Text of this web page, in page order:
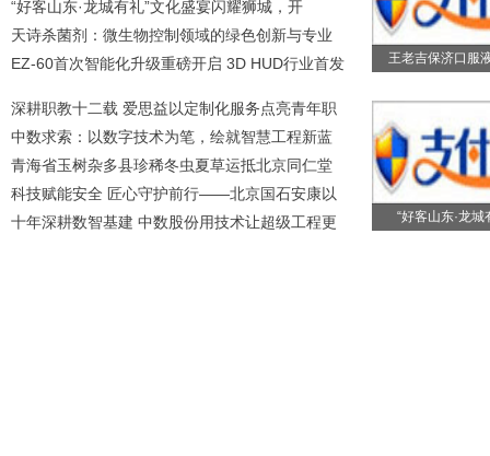
“好客山东·龙城有礼”文化盛宴闪耀狮城，开
天诗杀菌剂：微生物控制领域的绿色创新与专业
EZ-60首次智能化升级重磅开启 3D HUD行业首发
深耕职教十二载 爱思益以定制化服务点亮青年职
中数求索：以数字技术为笔，绘就智慧工程新蓝
青海省玉树杂多县珍稀冬虫夏草运抵北京同仁堂
科技赋能安全 匠心守护前行——北京国石安康以
十年深耕数智基建 中数股份用技术让超级工程更
王老吉保济口服
“好客山东·龙城